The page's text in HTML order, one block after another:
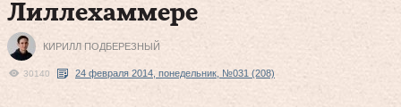
Лиллехаммере
КИРИЛЛ ПОДБЕРЕЗНЫЙ
30140 24 февраля 2014, понедельник, №031 (208)